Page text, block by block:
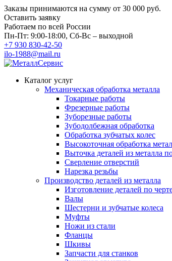
Заказы принимаются на сумму от 30 000 руб.
Оставить заявку
Работаем по всей России
Пн-Пт: 9:00-18:00, Сб-Вс – выходной
+7 930 830-42-50
ilo-1988@mail.ru
Каталог услуг
Механическая обработка металла
Токарные работы
Фрезерные работы
Зуборезные работы
Зубодолбежная обработка
Обработка зубчатых колес
Высокоточная обработка
Выточка деталей из металла
Сверление отверстий
Нарезка резьбы
Производство деталей из металла
Изготовление деталей по
Валы
Шестерни и зубчатые колеса
Муфты
Ножи из стали
Фланцы
Шкивы
Запчасти для станков